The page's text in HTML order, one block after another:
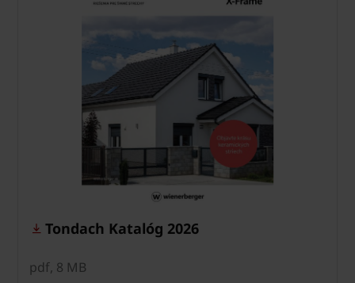
Tondach Katalóg 2026
pdf, 8 MB